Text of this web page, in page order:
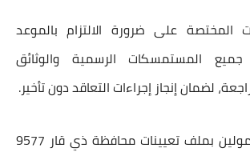
المختصة على ضرورة الالتزام بالموعد
جميع المستمسكات الرسمية والوثائق
لضمان إنجاز إجراءات التعاقد دون تأخير.
بملف تعيينات محافظة ذي قار 9577